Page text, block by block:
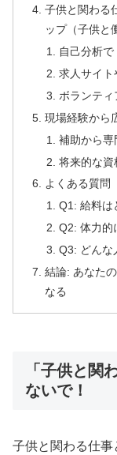
子供と関わる
ップ（子供と
自己分析
求人サイト
ボランテ
現場経験から
補助から専
将来的な資
よくある質問
Q1: 給料は
Q2: 体力的
Q3: どんな
結論: あなた
なる
「子供と関
ないで！
子供と関わる仕